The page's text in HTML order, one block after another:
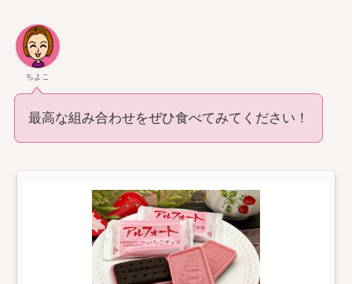
ちよこ
最高な組み合わせをぜひ食べてみてください！